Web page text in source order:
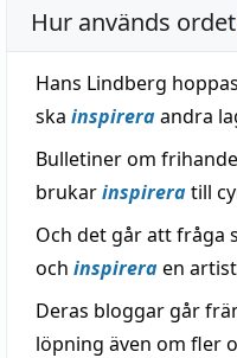
Hur används ordet
Hans Lindberg
ska inspireraandra
Bulletiner om
brukarinspireratill
Och det går att fråga
och inspireraen
Deras bloggar går
löpning även om fler